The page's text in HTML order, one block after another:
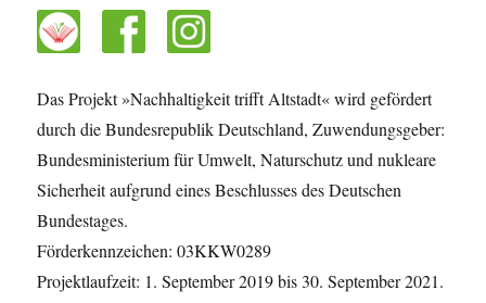
Das Projekt »Nachhaltigkeit trifft Altstadt« wird gefördert
durch die Bundesrepublik Deutschland, Zuwendungsgeber:
Bundesministerium für Umwelt, Naturschutz und nukleare
Sicherheit aufgrund eines Beschlusses des Deutschen
Bundestages.
Förderkennzeichen: 03KKW0289
Projektlaufzeit: 1. September 2019 bis 30. September 2021.